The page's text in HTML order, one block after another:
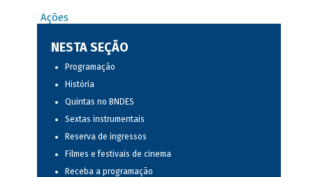
Ações
NESTA SEÇÃO
Programação
História
Quintas no BNDES
Sextas instrumentais
Reserva de ingressos
Filmes e festivais de cinema
Receba a programação